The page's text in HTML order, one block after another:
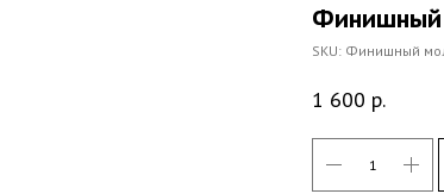
Финишный
SKU: Финишный
1 600 р.